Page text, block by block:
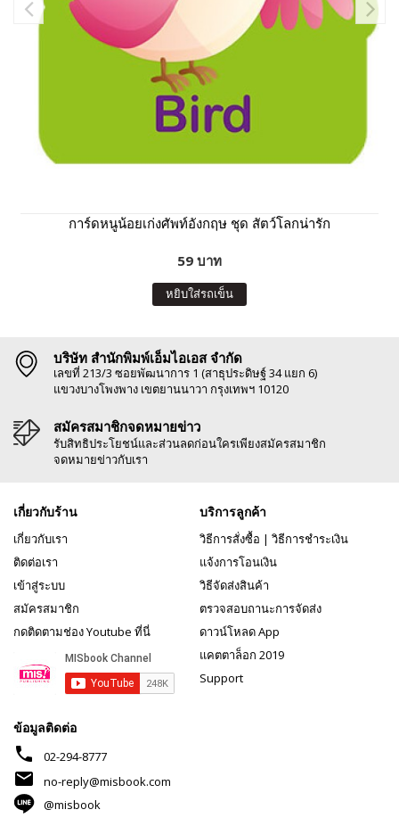
การ์ดหนูน้อยเก่งศัพท์อังกฤษ ชุด สัตว์โลกน่ารัก
59 บาท
หยิบใส่รถเข็น
บริษัท สำนักพิมพ์เอ็มไอเอส จำกัด
เลขที่ 213/3 ซอยพัฒนาการ 1 (สาธุประดิษฐ์ 34 แยก 6)
แขวงบางโพงพาง เขตยานนาวา กรุงเทพฯ 10120
สมัครสมาชิกจดหมายข่าว
รับสิทธิประโยชน์และส่วนลดก่อนใครเพียงสมัครสมาชิก
จดหมายข่าวกับเรา
เกี่ยวกับร้าน
เกี่ยวกับเรา
ติดต่อเรา
เข้าสู่ระบบ
สมัครสมาชิก
กดติดตามช่อง Youtube ที่นี่
บริการลูกค้า
วิธีการสั่งซื้อ | วิธีการชำระเงิน
แจ้งการโอนเงิน
วิธีจัดส่งสินค้า
ตรวจสอบถานะการจัดส่ง
ดาวน์โหลด App
แคตตาล็อก 2019
Support
ข้อมูลติดต่อ
phone 02-294-8777
mail
no-reply@misbook.com
@misbook